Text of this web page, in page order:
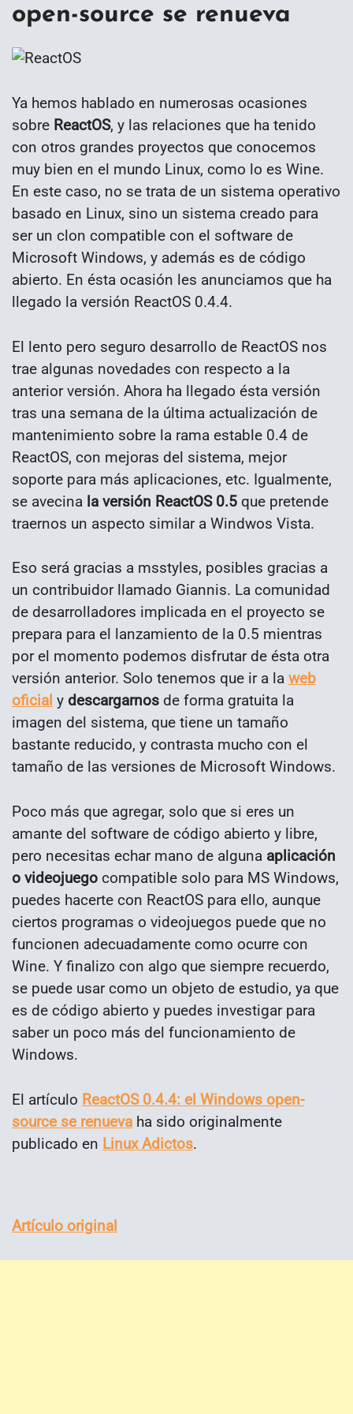
open-source se renueva
Ya hemos hablado en numerosas ocasiones
sobre ReactOS, y las relaciones que ha tenido
con otros grandes proyectos que conocemos
muy bien en el mundo Linux, como lo es Wine.
En este caso, no se trata de un sistema operativo
basado en Linux, sino un sistema creado para
ser un clon compatible con el software de
Microsoft Windows, y además es de código
abierto. En ésta ocasión les anunciamos que ha
llegado la versión ReactOS 0.4.4.
El lento pero seguro desarrollo de ReactOS nos
trae algunas novedades con respecto a la
anterior versión. Ahora ha llegado ésta versión
tras una semana de la última actualización de
mantenimiento sobre la rama estable 0.4 de
ReactOS, con mejoras del sistema, mejor
soporte para más aplicaciones, etc. Igualmente,
se avecina la versión ReactOS 0.5 que pretende
traernos un aspecto similar a Windwos Vista.
Eso será gracias a msstyles, posibles gracias a
un contribuidor llamado Giannis. La comunidad
de desarrolladores implicada en el proyecto se
prepara para el lanzamiento de la 0.5 mientras
por el momento podemos disfrutar de ésta otra
versión anterior. Solo tenemos que ir a la web
oficial y descargarnos de forma gratuita la
imagen del sistema, que tiene un tamaño
bastante reducido, y contrasta mucho con el
tamaño de las versiones de Microsoft Windows.
Poco más que agregar, solo que si eres un
amante del software de código abierto y libre,
pero necesitas echar mano de alguna aplicación
o videojuego compatible solo para MS Windows,
puedes hacerte con ReactOS para ello, aunque
ciertos programas o videojuegos puede que no
funcionen adecuadamente como ocurre con
Wine. Y finalizo con algo que siempre recuerdo,
se puede usar como un objeto de estudio, ya que
es de código abierto y puedes investigar para
saber un poco más del funcionamiento de
Windows.
El artículo ReactOS 0.4.4: el Windows open-
source se renueva ha sido originalmente
publicado en Linux Adictos.
Artículo original